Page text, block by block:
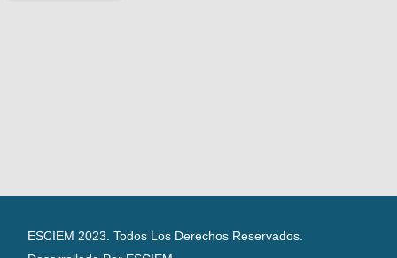
ESCIEM 2023. Todos Los Derechos Reservados.